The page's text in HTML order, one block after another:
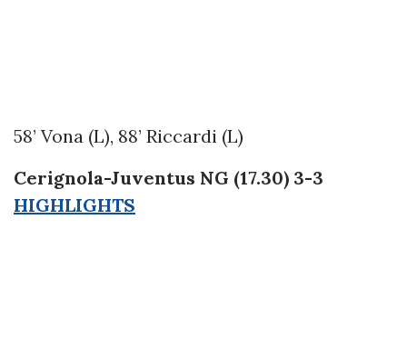
58’ Vona (L), 88’ Riccardi (L)
Cerignola-Juventus NG (17.30) 3-3
HIGHLIGHTS